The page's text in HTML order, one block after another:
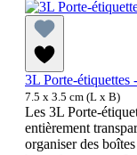
3L Porte-étiquettes
7.5 x 3.5 cm (L x B)
Les 3L Porte-
entièrement
organiser des